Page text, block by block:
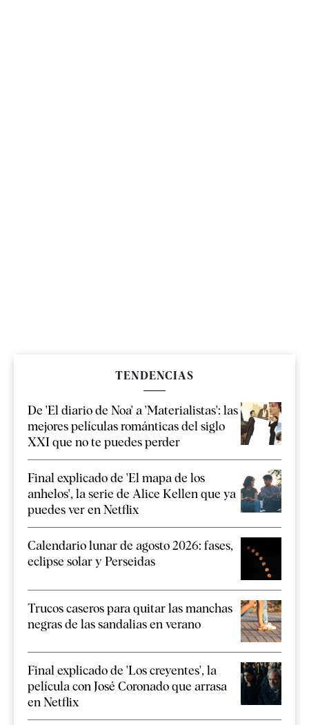
TENDENCIAS
De 'El diario de Noa' a 'Materialistas': las
mejores películas románticas del siglo
XXI que no te puedes perder
Final explicado de 'El mapa de los
anhelos', la serie de Alice Kellen que ya
puedes ver en Netflix
Calendario lunar de agosto 2026: fases,
eclipse solar y Perseidas
Trucos caseros para quitar las manchas
negras de las sandalias en verano
Final explicado de 'Los creyentes', la
película con José Coronado que arrasa
en Netflix